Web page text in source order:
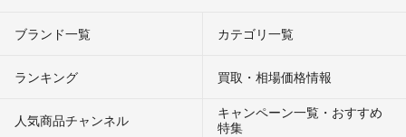
ブランド一覧 カテゴリ一覧
ランキング 買取・相場価格情報
人気商品チャンネル
キャンペーン一覧・おすすめ
特集